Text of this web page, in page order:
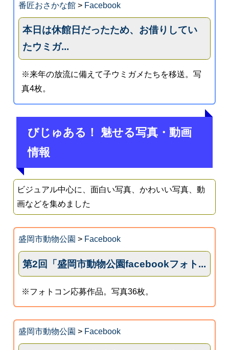
番匠おさかな館> Facebook
本日は休館日だったため、お借りしてい
たウミガ...
※来年の放流に備えて子ウミガメたちを移送。写
真4枚。
びじゅある！ 魅せる写真・動画
情報
ビジュアル中心に、面白い写真、かわいい写真、動
画などを集めました
盛岡市動物公園 > Facebook
第2回「盛岡市動物公園facebookフォト...
※フォトコン応募作品。写真36枚。
盛岡市動物公園 > Facebook